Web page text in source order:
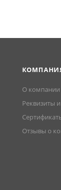
О компании
Реквизиты
Отзывы о